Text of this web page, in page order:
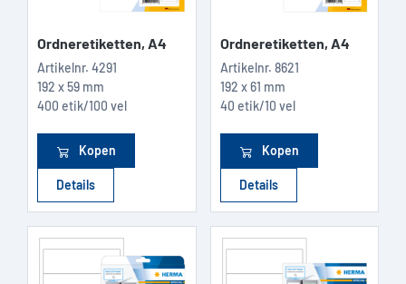
Ordneretiketten, A4
Artikelnr. 4291
192 x 59 mm
400 etik/100 vel
Kopen
Details
Ordneretiketten, A4
Artikelnr. 8621
192 x 61 mm
40 etik/10 vel
Kopen
Details